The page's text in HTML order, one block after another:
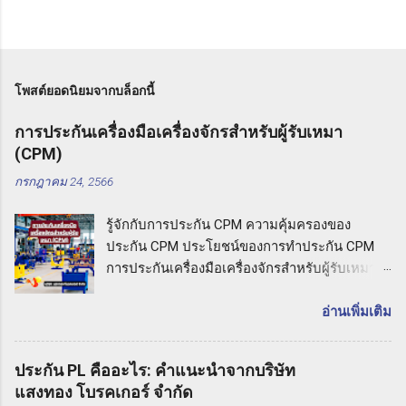
โพสต์ยอดนิยมจากบล็อกนี้
การประกันเครื่องมือเครื่องจักรสำหรับผู้รับเหมา
(CPM)
กรกฎาคม 24, 2566
รู้จักกับการประกัน CPM ความคุ้มครองของ
ประกัน CPM ประโยชน์ของการทำประกัน CPM
การประกันเครื่องมือเครื่องจักรสำหรับผู้รับเหมา
มือเครื่องจักรสำหรับผู้รับเหมาหมายถึง ประกันภัย
รับเหมา ประกัน CPM ช่วยให้ผู้รับเหมาปกป้อง
ทรัพย์สินและความเสียหายที่อาจเกิดขึ้นกับเครื่อง
อ่านเพิ่มเติม
ประกัน PL คืออะไร: คำแนะนำจากบริษัท
แสงทอง โบรคเกอร์ จำกัด